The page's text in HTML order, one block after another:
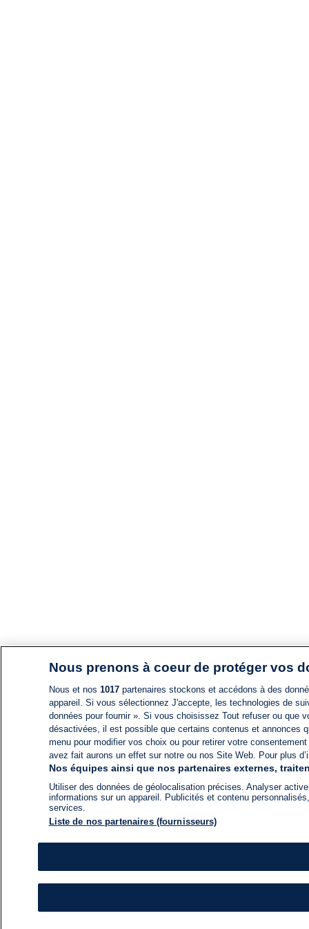
Nous prenons à coeur de protéger vos
Nous et nos 1017partenaires stockons et accédons à des
appareil. Si vous sélectionnez J'accepte, les technologies de
données pour fournir ». Si vous choisissez Tout refuser ou
désactivées, il est possible que certains contenus et annonces
menu pour modifier vos choix ou pour retirer votre
avez fait aurons un effet sur notre ou nos Site Web. Pour plus
Nos équipes ainsi que nos partenaires externes,
Utiliser des données de géolocalisation précises. Analyser
informations sur un appareil. Publicités et contenu
services.
Liste de nos partenaires (fournisseurs)